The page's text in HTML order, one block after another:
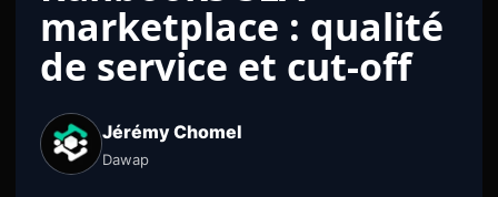
marketplace : qualité
de service et cut-off
Jérémy Chomel
Dawap